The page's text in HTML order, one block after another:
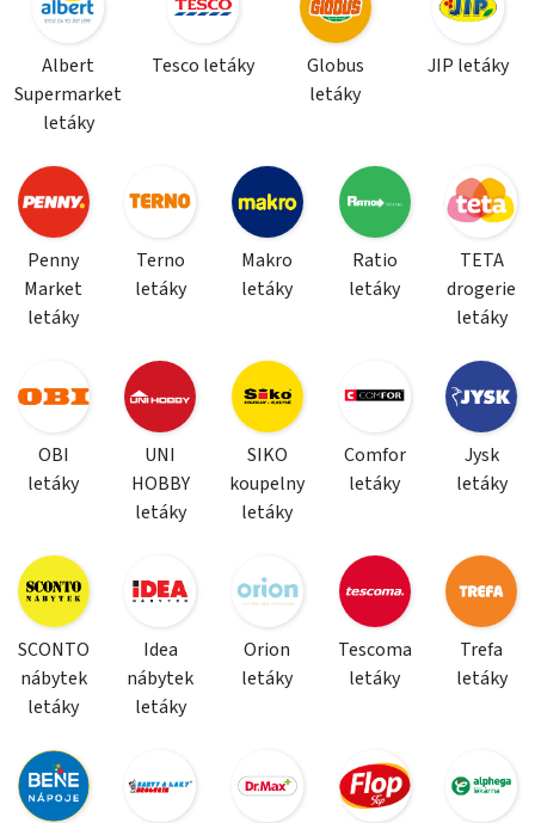
Albert
Supermarket
letáky
Tesco letáky
Globus
letáky
JIP letáky
Penny
Market
letáky
Terno
letáky
Makro
letáky
Ratio
letáky
TETA
drogerie
letáky
OBI
letáky
UNI
HOBBY
letáky
SIKO
koupelny
letáky
Comfor
letáky
Jysk
letáky
SCONTO
nábytek
letáky
Idea
nábytek
letáky
Orion
letáky
Tescoma
letáky
Trefa
letáky